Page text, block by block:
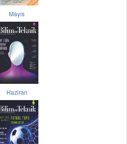
Mayıs
Haziran